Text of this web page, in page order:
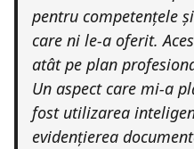
pentru competențele
care ni le-a oferit.
atât pe plan
Un aspect care mi-a
fost utilizarea
evidențierea